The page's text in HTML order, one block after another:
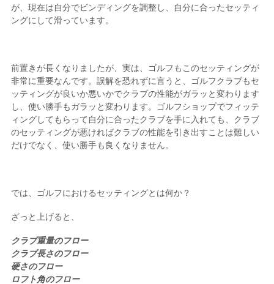
が、現在は自分でビンディングを調整し、自分に合ったセッティ
ングにして滑っています。
前置きが長くなりましたが、実は、ゴルフもこのセッティングが
非常に重要なんです。誤解を恐れずに言うと、ゴルフクラブもセ
ッティングが良いか悪いかでクラブの性能がガラッと変わります
し、使い勝手もガラッと変わります。ゴルフショップでフィッテ
ィングしてもらって自分に合ったクラブを手に入れても、クラブ
のセッティングが悪ければクラブの性能を引き出すことは難しい
だけでなく、使い勝手も良くなりません。
では、ゴルフにおけるセッティングとは何か？
ざっと上げると、
クラブ重量のフロー
クラブ長さのフロー
硬さのフロー
ロフト角のフロー